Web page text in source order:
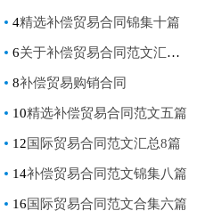
4精选补偿贸易合同锦集十篇
6关于补偿贸易合同范文汇编九篇
8补偿贸易购销合同
10精选补偿贸易合同范文五篇
12 国际贸易合同范文汇总8篇
14补偿贸易合同范文锦集八篇
16 国际贸易合同范文合集六篇